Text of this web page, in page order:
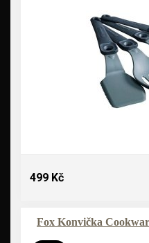
499 Kč
Fox Konvička